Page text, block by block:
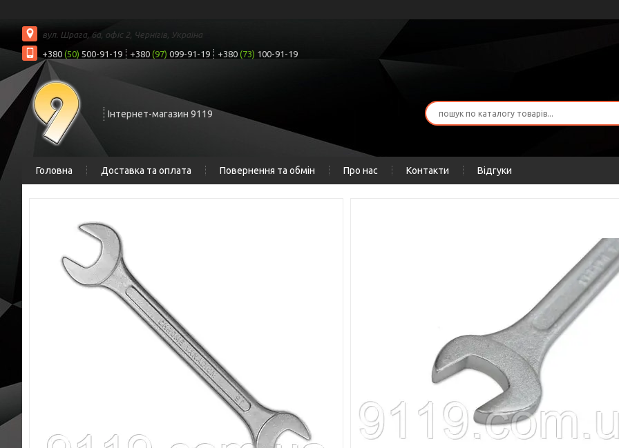
вул. Шрага, 6а, офіс 2, Чернігів, Україна
+380 (50) 500-91-19 +380 (97) 099-91-19 +380 (73) 100-91-19
Інтернет-магазин 9119
Головна Доставка та оплата Повернення та обмін Про нас Контакти Відгуки